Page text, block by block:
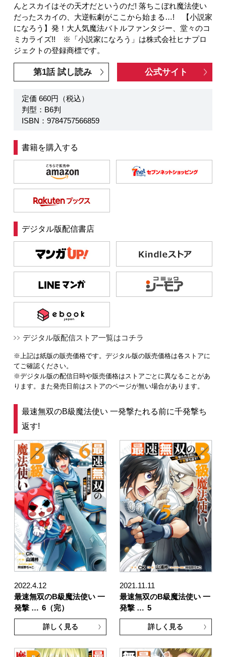
んとスカイはその天才だというのだ! 落ちこぼれ魔法使い
だったスカイの、大逆転劇がここから始まる…! 【小説家
になろう】発！大人気魔法バトルファンタジー、堂々のコ
ミカライズ!! ※「小説家になろう」は株式会社ヒナプロ
ジェクトの登録商標です。
第1話 試し読み 公式サイト
定価 660円（税込）
判型：B6判
ISBN：9784757566859
書籍を購入する
デジタル版配信書店
デジタル版配信ストア一覧はコチラ
※上記は紙版の販売価格です。デジタル版の販売価格は各ストアに
てご確認ください。
※デジタル版の配信日時や販売価格はストアごとに異なることがあ
ります。また発売日前はストアのページが無い場合があります。
最速無双のB級魔法使い 一発撃たれる前に千発撃ち
返す!
2022.4.12
最速無双のB級魔法使い 一
発撃 … 6（完）
詳しく見る
2021.11.11
最速無双のB級魔法使い 一
発撃 … 5
詳しく見る